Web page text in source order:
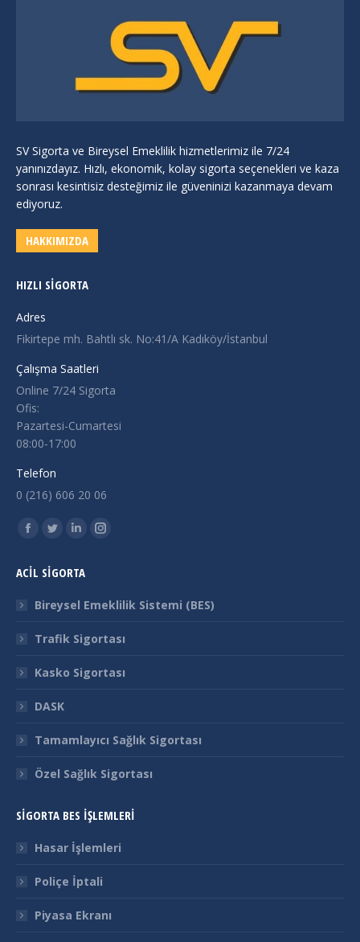
SV Sigorta ve Bireysel Emeklilik hizmetlerimiz ile 7/24
yanınızdayız. Hızlı, ekonomik, kolay sigorta seçenekleri ve kaza
sonrası kesintisiz desteğimiz ile güveninizi kazanmaya devam
ediyoruz.
HAKKIMIZDA
HIZLI SIGORTA
Adres
Fikirtepe mh. Bahtlı sk. No:41/A Kadıköy/İstanbul
Çalışma Saatleri
Online 7/24 Sigorta
Ofis:
Pazartesi-Cumartesi
08:00-17:00
Telefon
0 (216) 606 20 06
Find us on:
Facebook
opens
in
window
Twitter
opens
in
window
Linkedin
opens
in
window
Instagram
in
window
ACİL SİGORTA
Bireysel Emeklilik Sistemi (BES)
Trafik Sigortası
Kasko Sigortası
DASK
Tamamlayıcı Sağlık Sigortası
Özel Sağlık Sigortası
SİGORTA BES İŞLEMLERİ
Hasar İşlemleri
Poliçe İptali
Piyasa Ekranı